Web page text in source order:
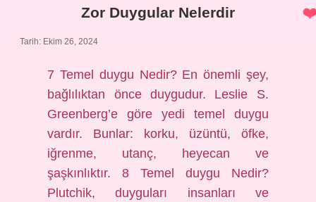
Zor Duygular Nelerdir
Tarih: Ekim 26, 2024
7 Temel duygu Nedir? En önemli şey,
bağlılıktan önce duygudur. Leslie S.
Greenberg’e göre yedi temel duygu
vardır. Bunlar: korku, üzüntü, öfke,
iğrenme, utanç, heyecan ve
şaşkınlıktır. 8 Temel duygu Nedir?
Plutchik, duyguları insanları ve